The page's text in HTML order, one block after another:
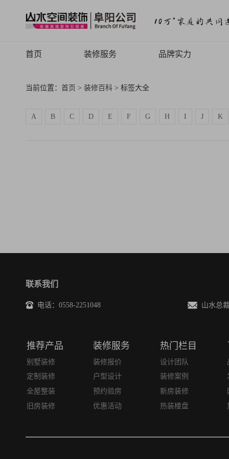
首页 装修服务 品牌实力
当前位置： 首页 > 装修百科 > 标签大全
A B C D E F G H I J K
联系我们
电话：0558-2251048 山水总裁
推荐产品 装修服务 热门栏目
别墅装修 装修报价 设计团队
定制装修
户型设计 装修案例
全屋整装
预约验房 新房装修
旧房装修
优惠活动 热装楼盘